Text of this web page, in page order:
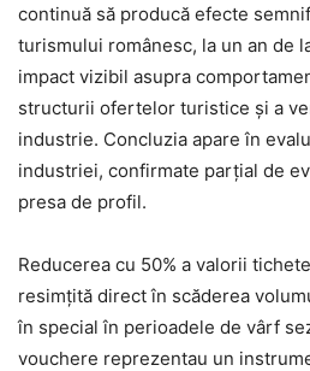
continuă să producă efecte
turismului românesc, la un an de
impact vizibil asupra
structurii ofertelor turistice și a
industrie. Concluzia apare în
industriei, confirmate parțial de
presa de profil.
Reducerea cu 50% a valorii
resimțită direct în scăderea
în special în perioadele de vârf
vouchere reprezentau un